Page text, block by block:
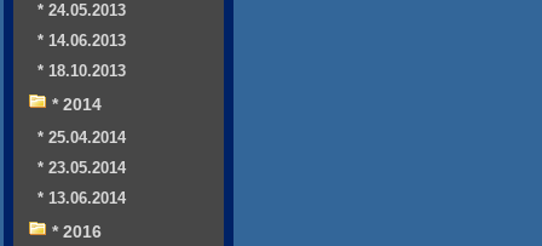
* 24.05.2013
* 14.06.2013
* 18.10.2013
* 2014
* 25.04.2014
* 23.05.2014
* 13.06.2014
* 2016